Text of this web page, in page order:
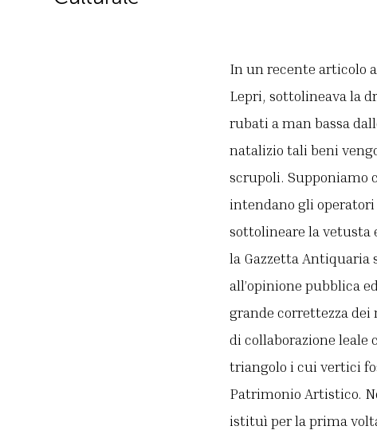
In un recente articolo
Lepri, sottolineava la
rubati a man bassa
natalizio tali beni
scrupoli. Supponiamo
intendano gli
sottolineare la vetusta
la Gazzetta
all’opinione pubblica
grande correttezza dei
di collaborazione leale
triangolo i cui vertici
Patrimonio Artistico.
istituì per la prima